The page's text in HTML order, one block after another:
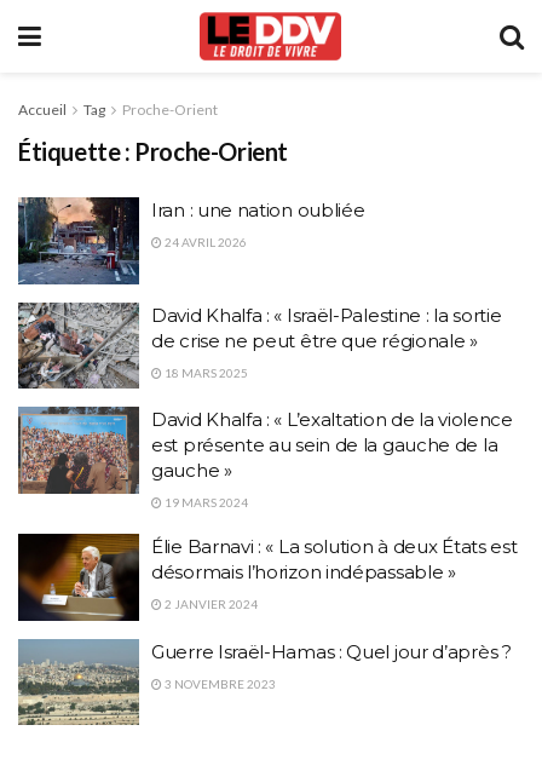
Accueil Tag Proche-Orient
Étiquette : Proche-Orient
Iran : une nation oubliée
24 AVRIL 2026
David Khalfa : « Israël-Palestine : la sortie
de crise ne peut être que régionale »
18 MARS 2025
David Khalfa : « L’exaltation de la violence
est présente au sein de la gauche de la
gauche »
19 MARS 2024
Élie Barnavi : « La solution à deux États est
désormais l’horizon indépassable »
2 JANVIER 2024
Guerre Israël-Hamas : Quel jour d’après ?
3 NOVEMBRE 2023